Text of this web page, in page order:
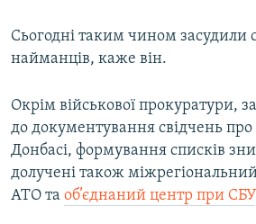
Сьогодні таким чином засудили
найманців, каже він.
Окрім військової прокуратури,
до документування свідчень
Донбасі, формування списків
долучені також
АТО та об’єднаний центр при СБУ